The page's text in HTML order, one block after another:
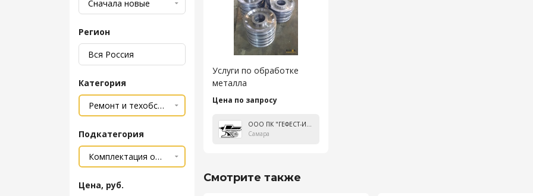
Регион
Категория
Подкатегория
Цена, руб.
Услуги по обработке
металла
Цена по запросу
ООО ПК "ГЕФЕСТ-ИНЖИНИРИНГ"
Самара
Смотрите также